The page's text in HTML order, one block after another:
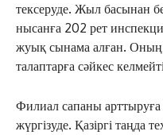
тексеруде. Жыл басынан
нысанға 202 рет
жуық сынама алған. Оның
талаптарға сәйкес
Филиал сапаны
жүргізуде. Қазіргі таңда